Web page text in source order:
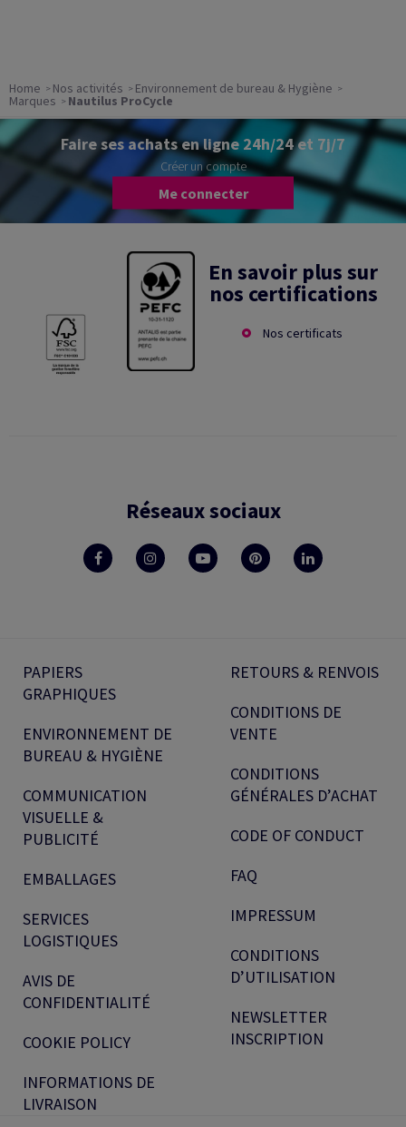
Home Nos activités Environnement de bureau & Hygiène
Marques Nautilus ProCycle
Faire ses achats en ligne 24h/24 et 7j/7
Créer un compte
Me connecter
En savoir plus sur
nos certifications
Nos certificats
Réseaux sociaux
PAPIERS
GRAPHIQUES
ENVIRONNEMENT DE
BUREAU & HYGIÈNE
COMMUNICATION
VISUELLE &
PUBLICITÉ
EMBALLAGES
SERVICES
LOGISTIQUES
AVIS DE
CONFIDENTIALITÉ
COOKIE POLICY
INFORMATIONS DE
LIVRAISON
RETOURS & RENVOIS
CONDITIONS DE
VENTE
CONDITIONS
GÉNÉRALES D’ACHAT
CODE OF CONDUCT
FAQ
IMPRESSUM
CONDITIONS
D’UTILISATION
NEWSLETTER
INSCRIPTION